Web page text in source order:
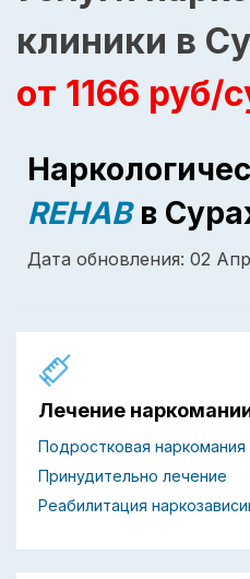
клиники в
от 1166 руб/
Лечение
Подростковая наркомания
Принудительно лечение
Реабилитация
REHABв
Дата обновления: 02